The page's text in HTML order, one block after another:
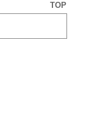
TOP